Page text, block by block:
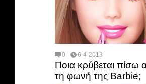
0 6-4-2013
Ποια κρύβεται πίσω
τη φωνή της Βarbie;